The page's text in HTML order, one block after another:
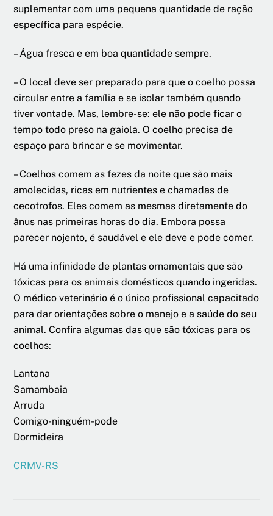
suplementar com uma pequena quantidade de ração
específica para espécie.
– Água fresca e em boa quantidade sempre.
– O local deve ser preparado para que o coelho possa
circular entre a família e se isolar também quando
tiver vontade. Mas, lembre-se: ele não pode ficar o
tempo todo preso na gaiola. O coelho precisa de
espaço para brincar e se movimentar.
– Coelhos comem as fezes da noite que são mais
amolecidas, ricas em nutrientes e chamadas de
cecotrofos. Eles comem as mesmas diretamente do
ânus nas primeiras horas do dia. Embora possa
parecer nojento, é saudável e ele deve e pode comer.
Há uma infinidade de plantas ornamentais que são
tóxicas para os animais domésticos quando ingeridas.
O médico veterinário é o único profissional capacitado
para dar orientações sobre o manejo e a saúde do seu
animal. Confira algumas das que são tóxicas para os
coelhos:
Lantana
Samambaia
Arruda
Comigo-ninguém-pode
Dormideira
CRMV-RS